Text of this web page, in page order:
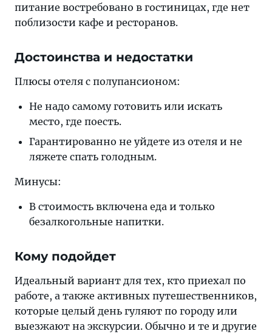
питание востребовано в гостиницах, где нет
поблизости кафе и ресторанов.
Достоинства и недостатки
Плюсы отеля с полупансионом:
Не надо самому готовить или искать
место, где поесть.
Гарантированно не уйдете из отеля и не
ляжете спать голодным.
Минусы:
В стоимость включена еда и только
безалкогольные напитки.
Кому подойдет
Идеальный вариант для тех, кто приехал по
работе, а также активных путешественников,
которые целый день гуляют по городу или
выезжают на экскурсии. Обычно и те и другие